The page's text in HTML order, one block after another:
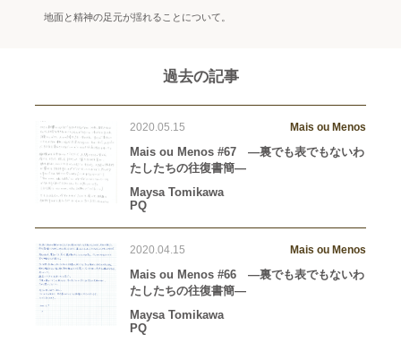
地面と精神の足元が揺れることについて。
過去の記事
2020.05.15 Mais ou Menos
Mais ou Menos #67 —裏でも表でもないわ
たしたちの往復書簡—
Maysa Tomikawa
PQ
2020.04.15 Mais ou Menos
Mais ou Menos #66 —裏でも表でもないわ
たしたちの往復書簡—
Maysa Tomikawa
PQ